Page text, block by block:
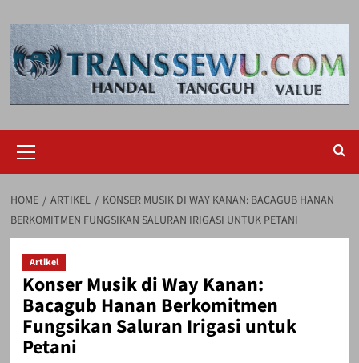
to
content
Menu
HOME ARTIKEL
KONSER MUSIK DI WAY KANAN: BACAGUB HANAN
BERKOMITMEN FUNGSIKAN SALURAN IRIGASI UNTUK PETANI
Artikel
Konser Musik di Way Kanan:
Bacagub Hanan Berkomitmen
Fungsikan Saluran Irigasi untuk
Petani